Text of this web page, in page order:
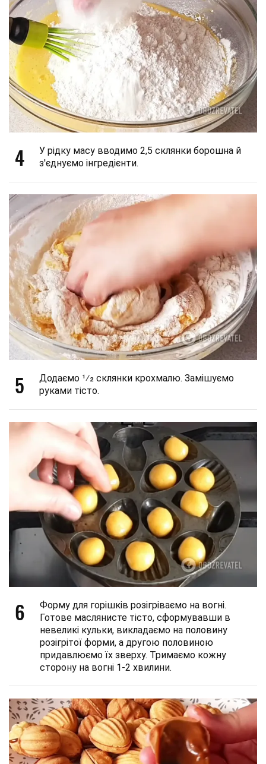
4
У рідку масу вводимо 2,5 склянки борошна й
з'єднуємо інгредієнти.
5
Додаємо 1⁄2 склянки крохмалю. Замішуємо
руками тісто.
6
Форму для горішків розігріваємо на вогні.
Готове маслянисте тісто, сформувавши в
невеликі кульки, викладаємо на половину
розігрітої форми, а другою половиною
придавлюємо їх зверху. Тримаємо кожну
сторону на вогні 1-2 хвилини.